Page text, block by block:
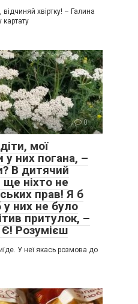
хвіртку! – Галина
0
мої
них погана, –
В дитячий
ще ніхто не
прав! Я б
у них не було
притулок, –
Розумієш
У неї якась розмова до